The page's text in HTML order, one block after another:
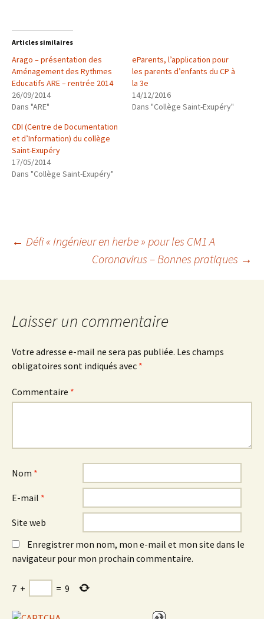
Articles similaires
Arago – présentation des
Aménagement des Rythmes
Educatifs ARE – rentrée 2014
26/09/2014
Dans "ARE"
eParents, l’application pour
les parents d’enfants du CP à
la 3e
14/12/2016
Dans "Collège Saint-Exupéry"
CDI (Centre de Documentation
et d’Information) du collège
Saint-Exupéry
17/05/2014
Dans "Collège Saint-Exupéry"
Navigation
des
articles
← Défi « Ingénieur en herbe » pour les CM1 A
Coronavirus – Bonnes pratiques →
Laisser un commentaire
Votre adresse e-mail ne sera pas publiée. Les champs
obligatoires sont indiqués avec *
Commentaire *
Nom *
E-mail *
Site web
Enregistrer mon nom, mon e-mail et mon site dans le
navigateur pour mon prochain commentaire.
7 + = 9